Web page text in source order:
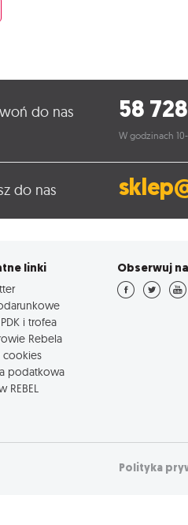
do nas 58
W godzinach
do nas
linki
i trofea
Rebela
cookies
podatkowa
REBEL
Obserwuj
Polityka